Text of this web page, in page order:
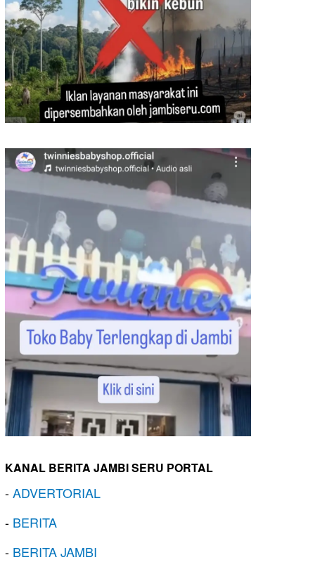
KANAL BERITA JAMBI SERU PORTAL
-ADVERTORIAL
- BERITA
- BERITA JAMBI